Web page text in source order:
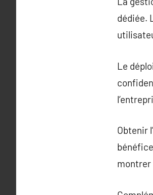
dédiée.
Le
Obtenir
montrer